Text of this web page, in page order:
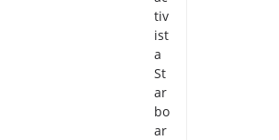
tiv
ist
a
St
ar
bo
ar